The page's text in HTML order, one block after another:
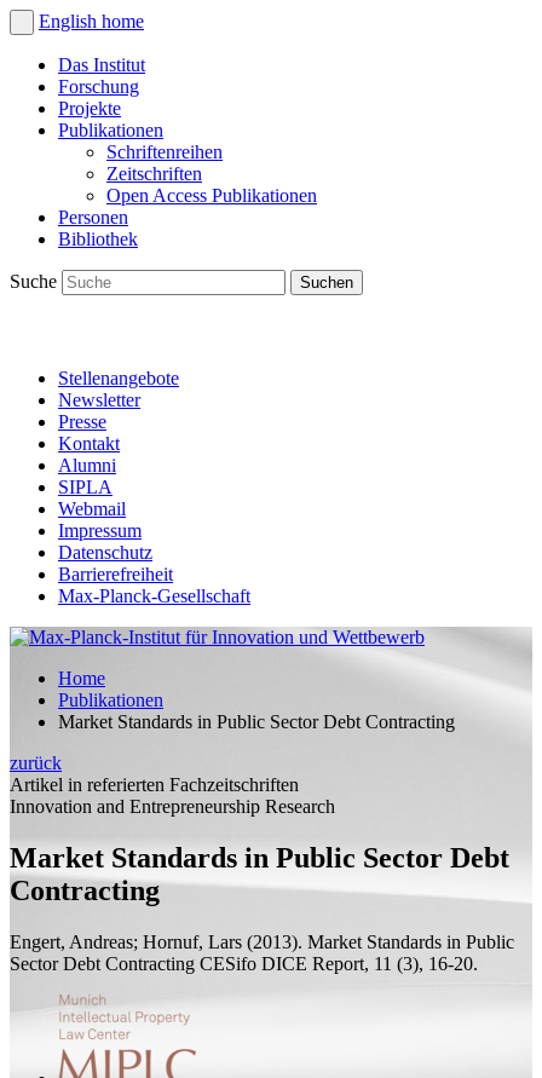
English home
Das Institut
Forschung
Projekte
Publikationen
Schriftenreihen
Zeitschriften
Open Access Publikationen
Personen
Bibliothek
Suche
Stellenangebote
Newsletter
Presse
Kontakt
Alumni
SIPLA
Webmail
Impressum
Datenschutz
Barrierefreiheit
Max-Planck-Gesellschaft
Home
Publikationen
Market Standards in Public Sector Debt Contracting
zurück
Artikel in referierten Fachzeitschriften
Innovation and Entrepreneurship Research
Market Standards in Public Sector Debt
Contracting
Engert, Andreas; Hornuf, Lars (2013). Market Standards in Public
Sector Debt Contracting CESifo DICE Report, 11 (3), 16-20.